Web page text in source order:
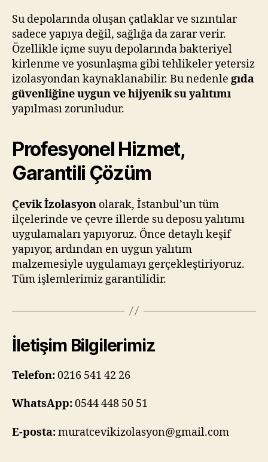
Su depolarında oluşan çatlaklar ve sızıntılar
sadece yapıya değil, sağlığa da zarar verir.
Özellikle içme suyu depolarında bakteriyel
kirlenme ve yosunlaşma gibi tehlikeler yetersiz
izolasyondan kaynaklanabilir. Bu nedenle gıda
güvenliğine uygun ve hijyenik su yalıtımı
yapılması zorunludur.
Profesyonel Hizmet,
Garantili Çözüm
Çevik İzolasyon olarak, İstanbul’un tüm
ilçelerinde ve çevre illerde su deposu yalıtımı
uygulamaları yapıyoruz. Önce detaylı keşif
yapıyor, ardından en uygun yalıtım
malzemesiyle uygulamayı gerçekleştiriyoruz.
Tüm işlemlerimiz garantilidir.
İletişim Bilgilerimiz
Telefon:0216 541 42 26
WhatsApp:0544 448 50 51
E-posta:muratcevikizolasyon@gmail.com